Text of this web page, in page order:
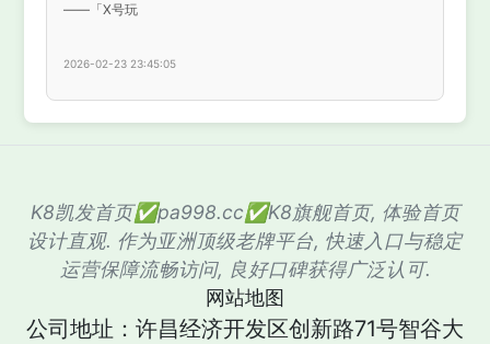
——「X号玩
2026-02-23 23:45:05
K8凯发首页✅pa998.cc✅K8旗舰首页, 体验首页
设计直观. 作为亚洲顶级老牌平台, 快速入口与稳定
运营保障流畅访问, 良好口碑获得广泛认可.
网站地图
公司地址：许昌经济开发区创新路71号智谷大